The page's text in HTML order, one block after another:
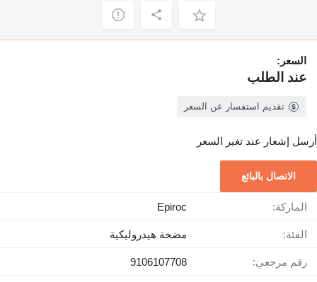
السعر:
عند الطلب
تقديم استفسار عن السعر
أرسل إشعار عند تغير السعر
الاتصال بالبائع
الماركة: Epiroc
الفئة: مضخة هيدروليكية
رقم مرجعي: 9106107708